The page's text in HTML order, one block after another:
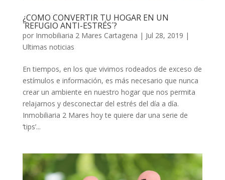
¿COMO CONVERTIR TU HOGAR EN UN
`REFUGIO ANTI-ESTRÉS´?
por Inmobiliaria 2 Mares Cartagena | Jul 28, 2019 |
Ultimas noticias
En tiempos, en los que vivimos rodeados de exceso de
estímulos e información, es más necesario que nunca
crear un ambiente en nuestro hogar que nos permita
relajarnos y desconectar del estrés del día a día.
Inmobiliaria 2 Mares hoy te quiere dar una serie de
‘tips’...